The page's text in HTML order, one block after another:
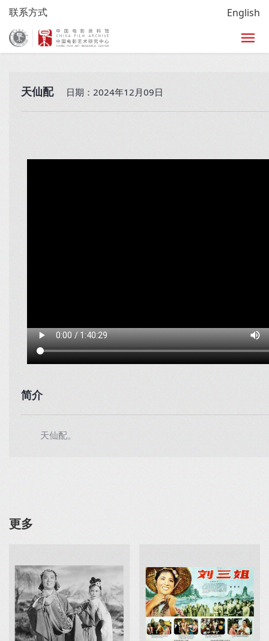
联系方式 English
首页 >放映>艺术影院
天仙配 日期：2024年12月09日
简介
天仙配。
更多